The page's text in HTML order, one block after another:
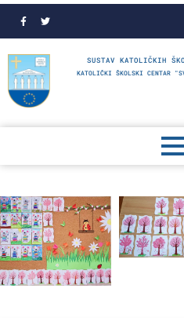
SUSTAV KATOLIČKIH
KATOLIČKI ŠKOLSKI CENTAR